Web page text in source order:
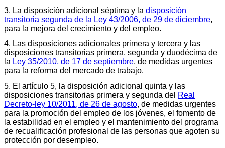
3. La disposición adicional séptima y la disposición
transitoria segunda de la Ley 43/2006, de 29 de diciembre,
para la mejora del crecimiento y del empleo.
4. Las disposiciones adicionales primera y tercera y las
disposiciones transitorias primera, segunda y duodécima de
la Ley 35/2010, de 17 de septiembre, de medidas urgentes
para la reforma del mercado de trabajo.
5. El artículo 5, la disposición adicional quinta y las
disposiciones transitorias primera y segunda del Real
Decreto-ley 10/2011, de 26 de agosto, de medidas urgentes
para la promoción del empleo de los jóvenes, el fomento de
la estabilidad en el empleo y el mantenimiento del programa
de recualificación profesional de las personas que agoten su
protección por desempleo.